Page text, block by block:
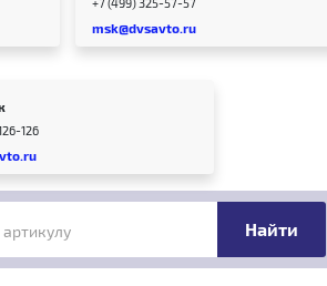
msk@dvsavto.ru
126